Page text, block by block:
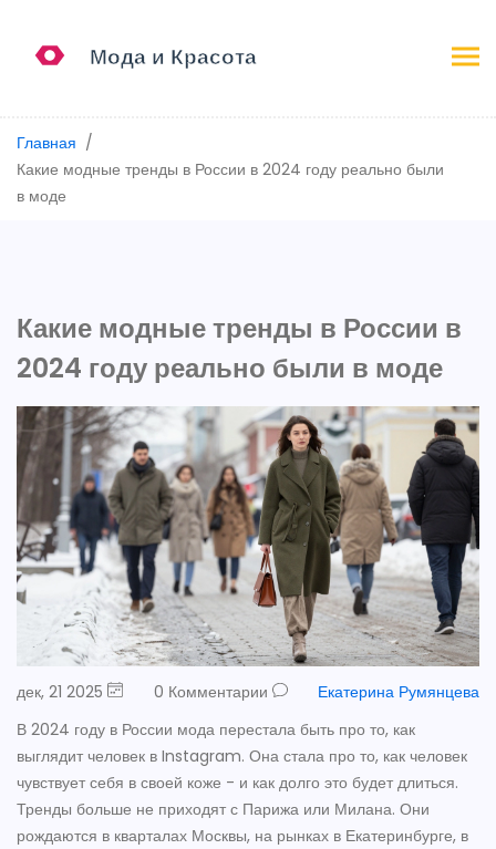
Главная
Какие модные тренды в России в 2024 году реально были
в моде
Какие модные тренды в России в
2024 году реально были в моде
дек, 21 2025 0 Комментарии
Екатерина Румянцева
В 2024 году в России мода перестала быть про то, как
выглядит человек в Instagram. Она стала про то, как человек
чувствует себя в своей коже - и как долго это будет длиться.
Тренды больше не приходят с Парижа или Милана. Они
рождаются в кварталах Москвы, на рынках в Екатеринбурге, в